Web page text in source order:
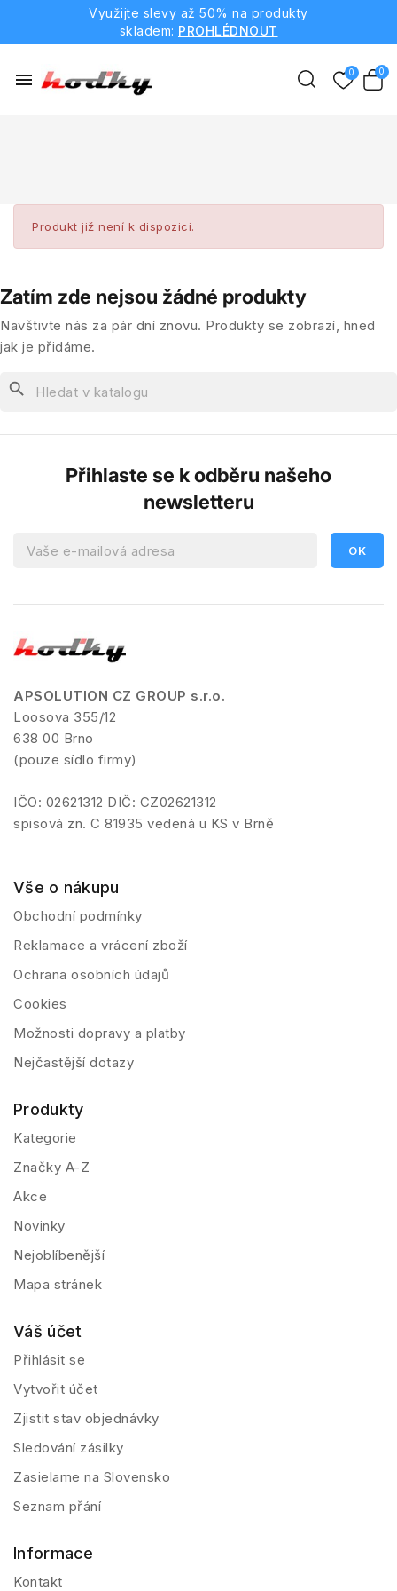
Využijte slevy až 50% na produkty
skladem: PROHLÉDNOUT
menu
Produkt již není k dispozici.
Zatím zde nejsou žádné produkty
Navštivte nás za pár dní znovu. Produkty se zobrazí, hned
jak je přidáme.
search
Přihlaste se k odběru našeho
newsletteru
APSOLUTION CZ GROUP s.r.o.
Loosova 355/12
638 00 Brno
(pouze sídlo firmy)
IČO: 02621312 DIČ: CZ02621312
spisová zn. C 81935 vedená u KS v Brně
Vše o nákupu
Obchodní podmínky
Reklamace a vrácení zboží
Ochrana osobních údajů
Cookies
Možnosti dopravy a platby
Nejčastější dotazy
Produkty
Kategorie
Značky A-Z
Akce
Novinky
Nejoblíbenější
Mapa stránek
Váš účet
Přihlásit se
Vytvořit účet
Zjistit stav objednávky
Sledování zásilky
Zasielame na Slovensko
Seznam přání
Informace
Kontakt